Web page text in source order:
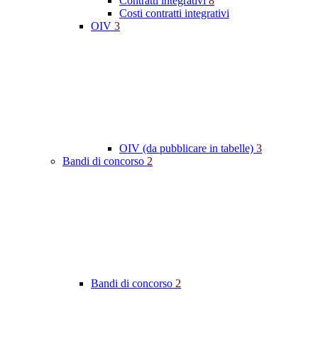
Costi contratti integrativi
OIV 3
OIV (da pubblicare in tabelle) 3
Bandi di concorso 2
Bandi di concorso 2